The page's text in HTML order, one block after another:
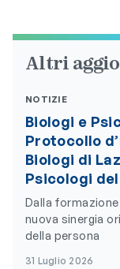
Altri
NOTIZIE
Biologi e
Protocollo
Biologi di
Psicologi
Dalla
nuova sinergia
della persona
31 Luglio 2026